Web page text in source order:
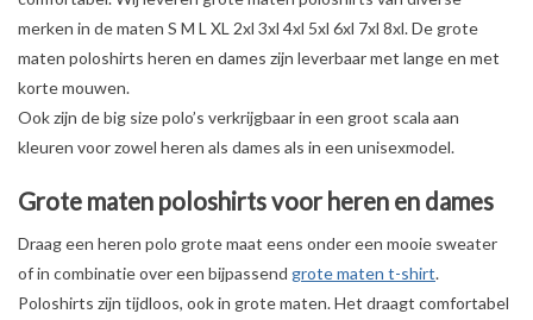
OVERHEMDEN
ONDERGOED
BROEKEN / SHORTS
BODYWARMERS
merken in de maten S M L XL 2xl 3xl 4xl 5xl 6xl 7xl 8xl. De grote
maten poloshirts heren en dames zijn leverbaar met lange en met
korte mouwen.
Ook zijn de big size polo’s verkrijgbaar in een groot scala aan
kleuren voor zowel heren als dames als in een unisexmodel.
Grote maten poloshirts voor heren en dames
Draag een heren polo grote maat eens onder een mooie sweater
of in combinatie over een bijpassend grote maten t-shirt.
Poloshirts zijn tijdloos, ook in grote maten. Het draagt comfortabel